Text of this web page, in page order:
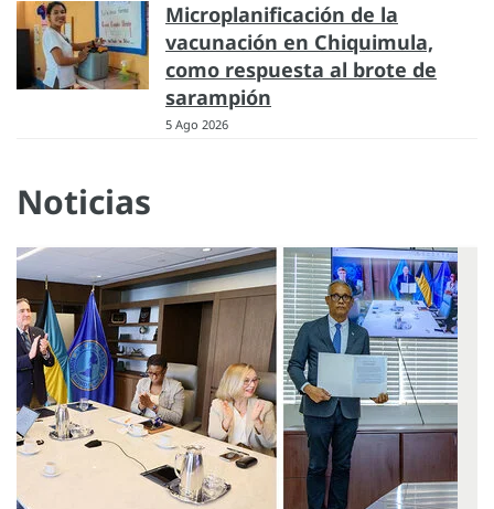
Microplanificación de la
vacunación en Chiquimula,
como respuesta al brote de
sarampión
5 Ago 2026
Noticias